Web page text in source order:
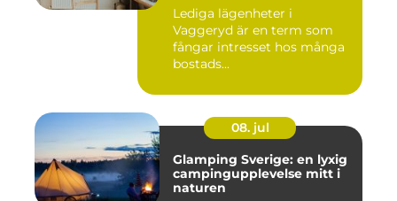
Lediga lägenheter i
Vaggeryd är en term som
fångar intresset hos många
bostads...
08. jul
Glamping Sverige: en lyxig
campingupplevelse mitt i
naturen